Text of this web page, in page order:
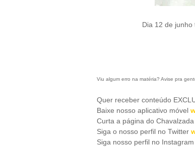
Dia 12 de junho
Viu algum erro na matéria? Avise pra
Quer receber conteúdo
Baixe nosso aplicativo móvel
Curta a página do
Siga o nosso perfil no Twitter
Siga nosso perfil no Instagram